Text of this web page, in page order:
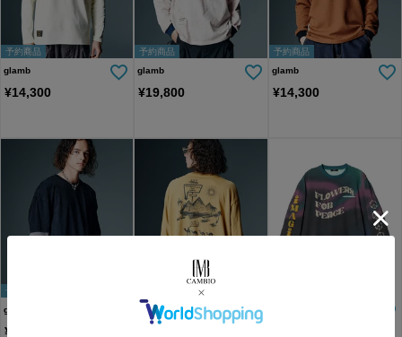
予約商品
glamb
¥14,300
予約商品
glamb
¥19,800
予約商品
glamb
¥14,300
予約商品
glamb
¥
glamb